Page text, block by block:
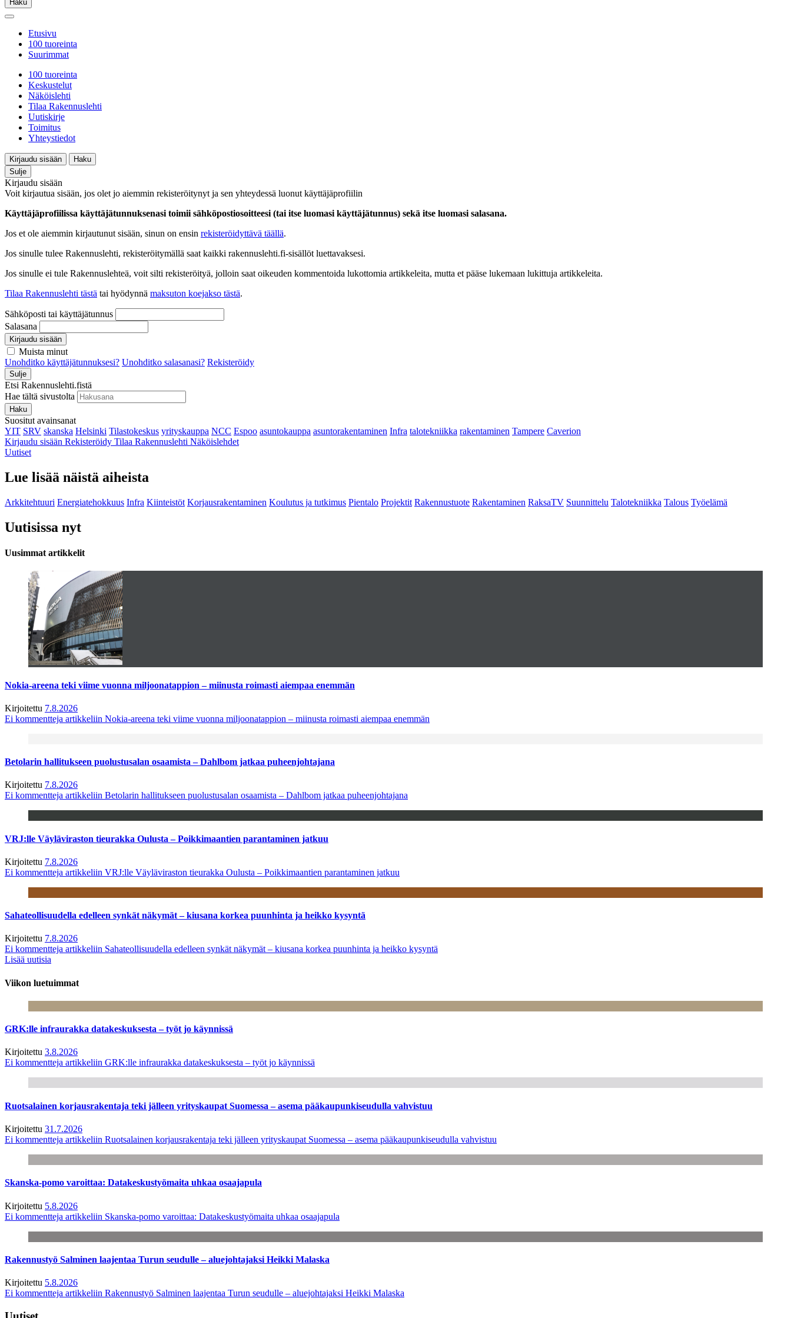
Haku
Etusivu
100 tuoreinta
Suurimmat
100 tuoreinta
Keskustelut
Näköislehti
Tilaa Rakennuslehti
Uutiskirje
Toimitus
Yhteystiedot
Kirjaudu sisään
Haku
Sulje
Kirjaudu sisään
Voit kirjautua sisään, jos olet jo aiemmin rekisteröitynyt ja sen yhteydessä luonut käyttäjäprofiilin
Käyttäjäprofiilissa käyttäjätunnuksenasi toimii sähköpostiosoitteesi (tai itse luomasi käyttäjätunnus) sekä itse luomasi salasana.
Jos et ole aiemmin kirjautunut sisään, sinun on ensin rekisteröidyttävä täällä.
Jos sinulle tulee Rakennuslehti, rekisteröitymällä saat kaikki rakennuslehti.fi-sisällöt luettavaksesi.
Jos sinulle ei tule Rakennuslehteä, voit silti rekisteröityä, jolloin saat oikeuden kommentoida lukottomia artikkeleita, mutta et pääse lukemaan lukittuja artikkeleita.
Tilaa Rakennuslehti tästä tai hyödynnä maksuton koejakso tästä.
Sähköposti tai käyttäjätunnus
Salasana
Kirjaudu sisään
Muista minut
Unohditko käyttäjätunnuksesi? Unohditko salasanasi? Rekisteröidy
Sulje
Etsi Rakennuslehti.fistä
Hae tältä sivustolta
Haku
Suositut avainsanat
YIT SRV skanska Helsinki Tilastokeskus yrityskauppa NCC Espoo asuntokauppa asuntorakentaminen Infra talotekniikka rakentaminen Tampere Caverion
Kirjaudu sisään Rekisteröidy Tilaa Rakennuslehti Näköislehdet
Uutiset
Lue lisää näistä aiheista
Arkkitehtuuri Energiatehokkuus Infra Kiinteistöt Korjausrakentaminen Koulutus ja tutkimus Pientalo Projektit Rakennustuote Rakentaminen RaksaTV Suunnittelu Talotekniikka Talous Työelämä
Uutisissa nyt
Uusimmat artikkelit
Nokia-areena teki viime vuonna miljoonatappion – miinusta roimasti aiempaa enemmän
Kirjoitettu 7.8.2026
Ei kommentteja artikkeliin Nokia-areena teki viime vuonna miljoonatappion – miinusta roimasti aiempaa enemmän
Betolarin hallitukseen puolustusalan osaamista – Dahlbom jatkaa puheenjohtajana
Kirjoitettu 7.8.2026
Ei kommentteja artikkeliin Betolarin hallitukseen puolustusalan osaamista – Dahlbom jatkaa puheenjohtajana
VRJ:lle Väyläviraston tieurakka Oulusta – Poikkimaantien parantaminen jatkuu
Kirjoitettu 7.8.2026
Ei kommentteja artikkeliin VRJ:lle Väyläviraston tieurakka Oulusta – Poikkimaantien parantaminen jatkuu
Sahateollisuudella edelleen synkät näkymät – kiusana korkea puunhinta ja heikko kysyntä
Kirjoitettu 7.8.2026
Ei kommentteja artikkeliin Sahateollisuudella edelleen synkät näkymät – kiusana korkea puunhinta ja heikko kysyntä
Lisää uutisia
Viikon luetuimmat
GRK:lle infraurakka datakeskuksesta – työt jo käynnissä
Kirjoitettu 3.8.2026
Ei kommentteja artikkeliin GRK:lle infraurakka datakeskuksesta – työt jo käynnissä
Ruotsalainen korjausrakentaja teki jälleen yrityskaupat Suomessa – asema pääkaupunkiseudulla vahvistuu
Kirjoitettu 31.7.2026
Ei kommentteja artikkeliin Ruotsalainen korjausrakentaja teki jälleen yrityskaupat Suomessa – asema pääkaupunkiseudulla vahvistuu
Skanska-pomo varoittaa: Datakeskustyömaita uhkaa osaajapula
Kirjoitettu 5.8.2026
Ei kommentteja artikkeliin Skanska-pomo varoittaa: Datakeskustyömaita uhkaa osaajapula
Rakennustyö Salminen laajentaa Turun seudulle – aluejohtajaksi Heikki Malaska
Kirjoitettu 5.8.2026
Ei kommentteja artikkeliin Rakennustyö Salminen laajentaa Turun seudulle – aluejohtajaksi Heikki Malaska